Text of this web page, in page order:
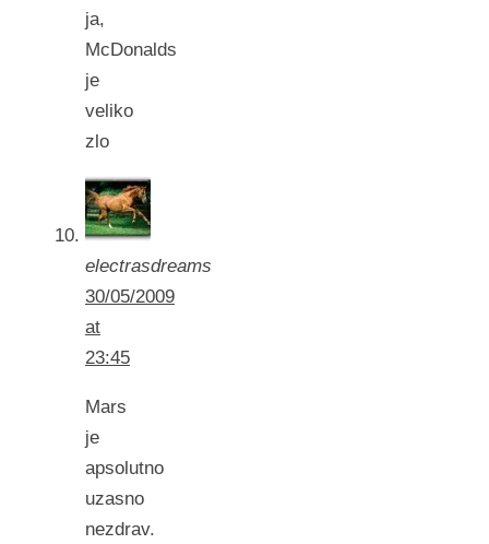
ja,
McDonalds
je
veliko
zlo
electrasdreams
30/05/2009
at
23:45
Mars
je
apsolutno
uzasno
nezdrav.